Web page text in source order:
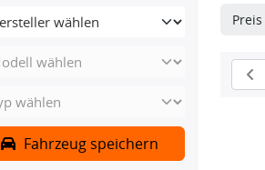
Fahrzeug speichern
Preis